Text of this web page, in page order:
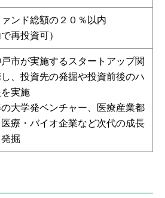
ンド総額の２０％以内
再投資可）
戸市が実施するスタートアップ関
、投資先の発掘や投資前後のハ
実施
の大学発ベンチャー、医療産業都
療・バイオ企業など次代の成長
掘